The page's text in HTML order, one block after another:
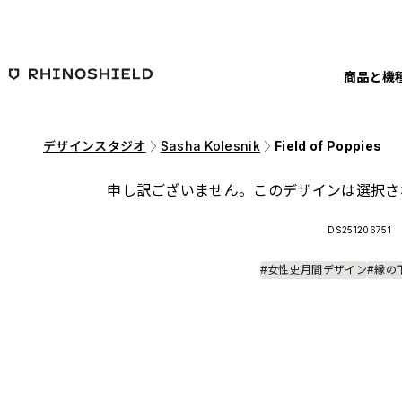
商品と機
デザインスタジオ Sasha Kolesnik Field of Poppies
申し訳ございません。このデザインは選択
DS251206751
#女性史月間デザイン#縁の